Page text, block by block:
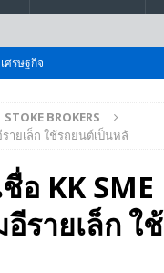
รษฐกิจ
– 5
ใหญ่’ ใน
BROKERS
ายเล็ก ใช้รถยนต์เป็นหลั
อ KK SME
รายเล็ก ใช้